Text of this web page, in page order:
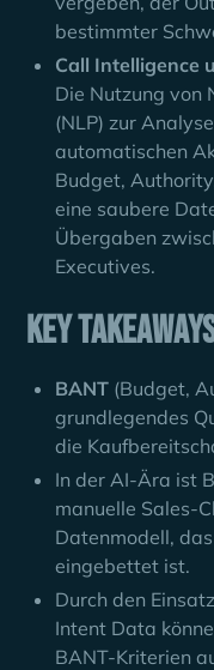
bestimmter
Call Intelligence
Die Nutzung von
(NLP) zur
automatischen
Budget,
eine saubere
Übergaben
Executives.
Key
BANT (Budget,
grundlegendes
die
In der AI-Ära ist
manuelle Sales-
Datenmodell,
eingebettet ist.
Durch den
Intent Data
BANT-Kriterien